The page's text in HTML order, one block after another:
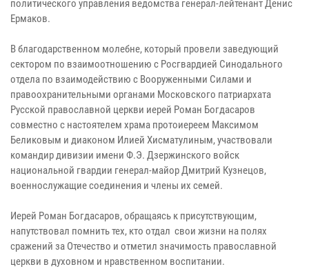
политического управления ведомства генерал-лейтенант Денис
Ермаков.
В благодарственном молебне, который провели заведующий
сектором по взаимоотношению с Росгвардией Синодального
отдела по взаимодействию с Вооруженными Силами и
правоохранительными органами Московского патриархата
Русской православной церкви иерей Роман Богдасаров
совместно с настоятелем храма протоиереем Максимом
Беликовым и диаконом Илией Хисматулиным, участвовали
командир дивизии имени Ф.Э. Дзержинского войск
национальной гвардии генерал-майор Дмитрий Кузнецов,
военнослужащие соединения и члены их семей.
Иерей Роман Богдасаров, обращаясь к присутствующим,
напутствовал помнить тех, кто отдал свои жизни на полях
сражений за Отечество и отметил значимость православной
церкви в духовном и нравственном воспитании.